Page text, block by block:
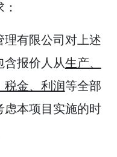
理有限公司对上述
含报价人从生产、
税金、利润等全部
虑本项目实施的时